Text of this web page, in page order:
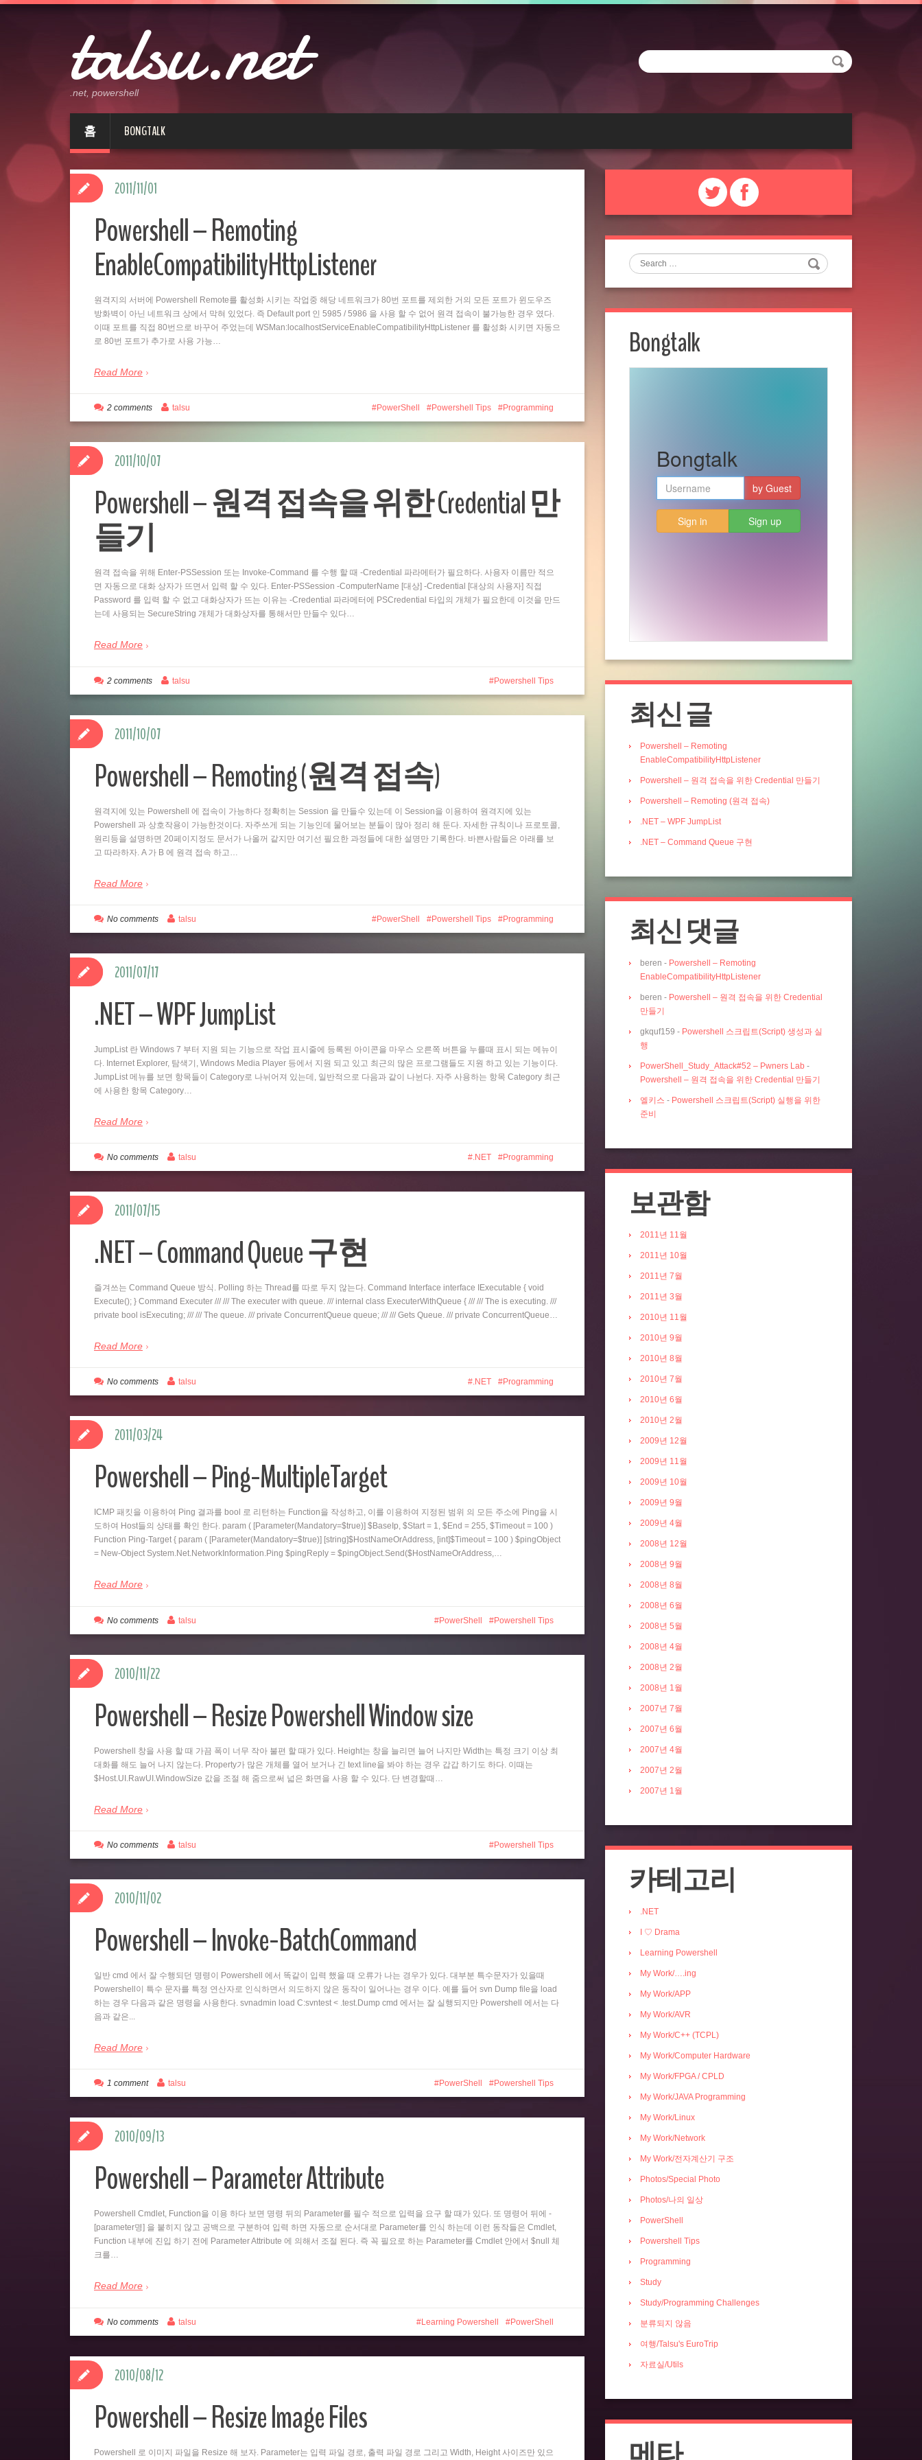
talsu.net
.net, powershell
홈 BONGTALK
Powershell – Remoting
EnableCompatibilityHttpListener
원격지의 서버에 Powershell Remote를 활성화 시키는 작업중 해당 네트워크가 80번 포트를 제외한 거의 모든 포트가 윈도우즈
방화벽이 아닌 네트워크 상에서 막혀 있었다. 즉 Default port 인 5985 / 5986 을 사용 할 수 없어 원격 접속이 불가능한 경우 였다.
이때 포트를 직접 80번으로 바꾸어 주었는데 WSMan:localhostServiceEnableCompatibilityHttpListener 를 활성화 시키면 자동으
로 80번 포트가 추가로 사용 가능…
Read More
2011/11/01
PowerShell Powershell Tips Programming
2 comments talsu
Powershell – 원격 접속을 위한 Credential 만
들기
원격 접속을 위해 Enter-PSSession 또는 Invoke-Command 를 수행 할 때 -Credential 파라메터가 필요하다. 사용자 이름만 적으
면 자동으로 대화 상자가 뜨면서 입력 할 수 있다. Enter-PSSession -ComputerName [대상] -Credential [대상의 사용자] 직접
Password 를 입력 할 수 없고 대화상자가 뜨는 이유는 -Credential 파라메터에 PSCredential 타입의 개체가 필요한데 이것을 만드
는데 사용되는 SecureString 개체가 대화상자를 통해서만 만들수 있다…
Read More
2011/10/07
Powershell Tips
2 comments talsu
Powershell – Remoting (원격 접속)
원격지에 있는 Powershell 에 접속이 가능하다 정확히는 Session 을 만들수 있는데 이 Session을 이용하여 원격지에 있는
Powershell 과 상호작용이 가능한것이다. 자주쓰게 되는 기능인데 물어보는 분들이 많아 정리 해 둔다. 자세한 규칙이나 프로토콜,
원리등을 설명하면 20페이지정도 문서가 나올꺼 같지만 여기선 필요한 과정들에 대한 설명만 기록한다. 바쁜사람들은 아래를 보
고 따라하자. A 가 B 에 원격 접속 하고…
Read More
2011/10/07
PowerShell Powershell Tips Programming
No comments talsu
.NET – WPF JumpList
JumpList 란 Windows 7 부터 지원 되는 기능으로 작업 표시줄에 등록된 아이콘을 마우스 오른쪽 버튼을 누를때 표시 되는 메뉴이
다. Internet Explorer, 탐색기, Windows Media Player 등에서 지원 되고 있고 최근의 많은 프로그램들도 지원 하고 있는 기능이다.
JumpList 메뉴를 보면 항목들이 Category로 나뉘어져 있는데, 일반적으로 다음과 같이 나뉜다. 자주 사용하는 항목 Category 최근
에 사용한 항목 Category…
Read More
2011/07/17
.NET Programming
No comments talsu
.NET – Command Queue 구현
즐겨쓰는 Command Queue 방식. Polling 하는 Thread를 따로 두지 않는다. Command Interface interface IExecutable { void
Execute(); } Command Executer /// /// The executer with queue. /// internal class ExecuterWithQueue { /// /// The is executing. ///
private bool isExecuting; /// /// The queue. /// private ConcurrentQueue queue; /// /// Gets Queue. /// private ConcurrentQueue…
Read More
2011/07/15
.NET Programming
No comments talsu
Powershell – Ping-MultipleTarget
ICMP 패킷을 이용하여 Ping 결과를 bool 로 리턴하는 Function을 작성하고, 이를 이용하여 지정된 범위 의 모든 주소에 Ping을 시
도하여 Host들의 상태를 확인 한다. param ( [Parameter(Mandatory=$true)] $BaseIp, $Start = 1, $End = 255, $Timeout = 100 )
Function Ping-Target { param ( [Parameter(Mandatory=$true)] [string]$HostNameOrAddress, [int]$Timeout = 100 ) $pingObject
= New-Object System.Net.NetworkInformation.Ping $pingReply = $pingObject.Send($HostNameOrAddress,…
Read More
2011/03/24
PowerShell Powershell Tips
No comments talsu
Powershell – Resize Powershell Window size
Powershell 창을 사용 할 때 가끔 폭이 너무 작아 불편 할 때가 있다. Height는 창을 늘리면 늘어 나지만 Width는 특정 크기 이상 최
대화를 해도 늘어 나지 않는다. Property가 많은 개체를 열어 보거나 긴 text line을 봐야 하는 경우 갑갑 하기도 하다. 이때는
$Host.UI.RawUI.WindowSize 값을 조절 해 줌으로써 넓은 화면을 사용 할 수 있다. 단 변경할때…
Read More
2010/11/22
Powershell Tips
No comments talsu
Powershell – Invoke-BatchCommand
일반 cmd 에서 잘 수행되던 명령이 Powershell 에서 똑같이 입력 했을 때 오류가 나는 경우가 있다. 대부분 특수문자가 있을때
Powershell이 특수 문자를 특정 연산자로 인식하면서 의도하지 않은 동작이 일어나는 경우 이다. 예를 들어 svn Dump file을 load
하는 경우 다음과 같은 명령을 사용한다. svnadmin load C:svntest < .test.Dump cmd 에서는 잘 실행되지만 Powershell 에서는 다
음과 같은...
Read More
2010/11/02
PowerShell Powershell Tips
1 comment talsu
Powershell – Parameter Attribute
Powershell Cmdlet, Function을 이용 하다 보면 명령 뒤의 Parameter를 필수 적으로 입력을 요구 할 때가 있다. 또 명령어 뒤에 -
[parameter명] 을 붙히지 않고 공백으로 구분하여 입력 하면 자동으로 순서대로 Parameter를 인식 하는데 이런 동작들은 Cmdlet,
Function 내부에 진입 하기 전에 Parameter Attribute 에 의해서 조절 된다. 즉 꼭 필요로 하는 Parameter를 Cmdlet 안에서 $null 체
크를…
Read More
2010/09/13
Learning Powershell PowerShell
No comments talsu
Powershell – Resize Image Files
Powershell 로 이미지 파일을 Resize 해 보자. Parameter는 입력 파일 경로, 출력 파일 경로 그리고 Width, Height 사이즈만 있으
2010/08/12
Search
Bongtalk
최신 글
Powershell – Remoting
EnableCompatibilityHttpListener
Powershell – 원격 접속을 위한 Credential 만들기
Powershell – Remoting (원격 접속)
.NET – WPF JumpList
.NET – Command Queue 구현
최신 댓글
beren - Powershell – Remoting
EnableCompatibilityHttpListener
beren - Powershell – 원격 접속을 위한 Credential
만들기
gkquf159 - Powershell 스크립트(Script) 생성과 실
행
PowerShell_Study_Attack#52 – Pwners Lab -
Powershell – 원격 접속을 위한 Credential 만들기
엘키스 - Powershell 스크립트(Script) 실행을 위한
준비
보관함
2011년 11월
2011년 10월
2011년 7월
2011년 3월
2010년 11월
2010년 9월
2010년 8월
2010년 7월
2010년 6월
2010년 2월
2009년 12월
2009년 11월
2009년 10월
2009년 9월
2009년 4월
2008년 12월
2008년 9월
2008년 8월
2008년 6월
2008년 5월
2008년 4월
2008년 2월
2008년 1월
2007년 7월
2007년 6월
2007년 4월
2007년 2월
2007년 1월
카테고리
.NET
I ♡ Drama
Learning Powershell
My Work/….ing
My Work/APP
My Work/AVR
My Work/C++ (TCPL)
My Work/Computer Hardware
My Work/FPGA / CPLD
My Work/JAVA Programming
My Work/Linux
My Work/Network
My Work/전자계산기 구조
Photos/Special Photo
Photos/나의 일상
PowerShell
Powershell Tips
Programming
Study
Study/Programming Challenges
분류되지 않음
여행/Talsu's EuroTrip
자료실/Utils